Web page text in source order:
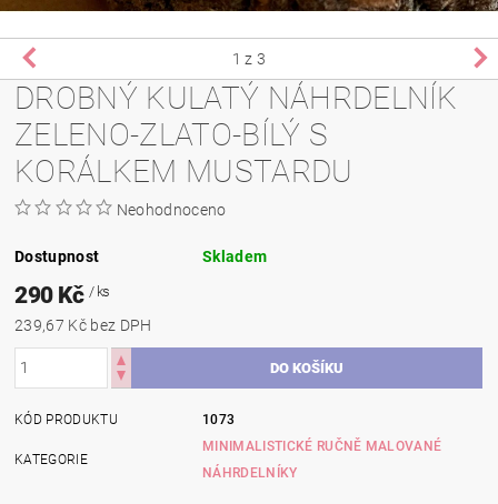
1 z 3
DROBNÝ KULATÝ NÁHRDELNÍK
ZELENO-ZLATO-BÍLÝ S
KORÁLKEM MUSTARDU
Neohodnoceno
Dostupnost Skladem
290 Kč / ks
239,67 Kč bez DPH
KÓD PRODUKTU 1073
KATEGORIE
MINIMALISTICKÉ RUČNĚ MALOVANÉ
NÁHRDELNÍKY